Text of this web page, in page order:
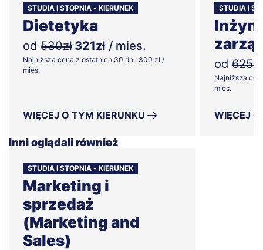
STUDIA I STOPNIA - KIERUNEK
Dietetyka
od 530zł 321zł / mies.
Najniższa cena z ostatnich 30 dni: 300 zł /
mies.
WIĘCEJ O TYM KIERUNKU
STUDIA I
od 625zł
Najniższa
mies.
WIĘCEJ
Inni oglądali również
STUDIA I STOPNIA - KIERUNEK
Marketing i
sprzedaż
(Marketing and
Sales)